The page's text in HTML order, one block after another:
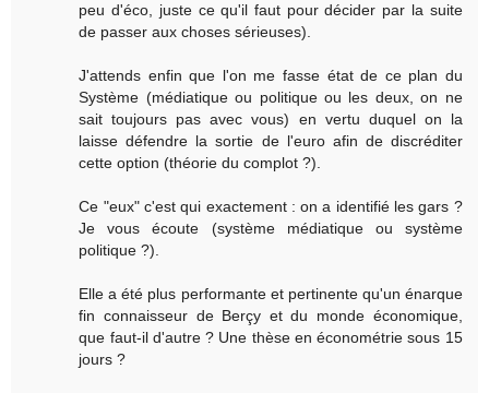
peu d'éco, juste ce qu'il faut pour décider par la suite
de passer aux choses sérieuses).
J'attends enfin que l'on me fasse état de ce plan du
Système (médiatique ou politique ou les deux, on ne
sait toujours pas avec vous) en vertu duquel on la
laisse défendre la sortie de l'euro afin de discréditer
cette option (théorie du complot ?).
Ce "eux" c'est qui exactement : on a identifié les gars ?
Je vous écoute (système médiatique ou système
politique ?).
Elle a été plus performante et pertinente qu'un énarque
fin connaisseur de Berçy et du monde économique,
que faut-il d'autre ? Une thèse en économétrie sous 15
jours ?